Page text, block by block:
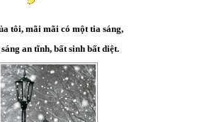
tôi, mãi mãi có một tia sáng,
an tĩnh, bất sinh bất diệt.